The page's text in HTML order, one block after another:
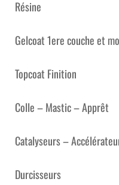
Résine
Gelcoat 1ere couche et
Topcoat Finition
Colle – Mastic – Apprêt
Catalyseurs –
Durcisseurs